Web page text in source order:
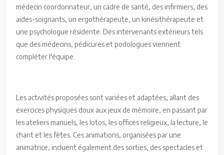
médecin coordonnateur, un cadre de santé, des infirmiers, des
aides-soignants, un ergothérapeute, un kinésithérapeute et
une psychologue résidente. Des intervenants extérieurs tels
que des médecins, pédicures et podologues viennent
compléter l'équipe.
Les activités proposées sont variées et adaptées, allant des
exercices physiques doux aux jeux de mémoire, en passant par
les ateliers manuels, les lotos, les offices religieux, la lecture, le
chant et les fêtes. Ces animations, organisées par une
animatrice, incluent également des sorties, des spectacles et